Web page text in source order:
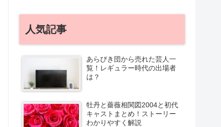
人気記事
あらびき団から売れた芸人一
覧！レギュラー時代の出場者
は？
牡丹と薔薇相関図2004と初代
キャストまとめ！ストーリー
わかりやすく解説